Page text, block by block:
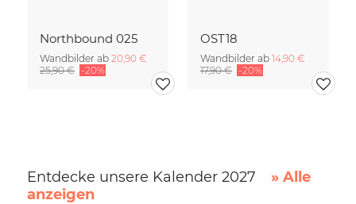
Northbound 025
Wandbilder ab 20,90 €
25,90 € -20%
OST18
Wandbilder ab 14,90 €
17,90 € -20%
Entdecke unsere Kalender 2027
» Alle
anzeigen